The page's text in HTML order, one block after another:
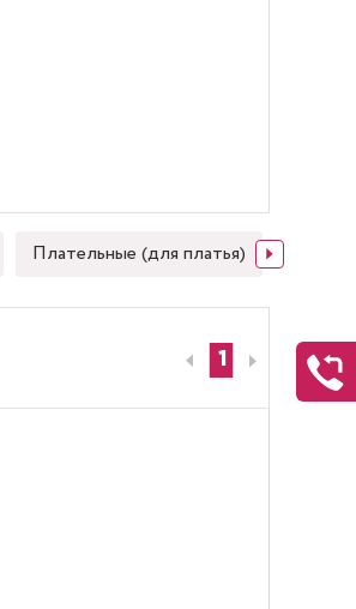
Плательные (для платья)
1